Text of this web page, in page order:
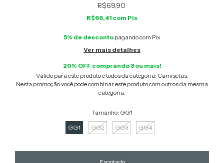
R$69,90
R$66,41 com Pix
5% de desconto pagando com Pix
Ver mais detalhes
20% OFF comprando 3 ou mais!
Válido para este produto e todos da categoria: Camisetas.
Nesta promoção você pode combinar este produto com outros da mesma
categoria.
Tamanho: GG1
GG1
GG2 GG3 GG4